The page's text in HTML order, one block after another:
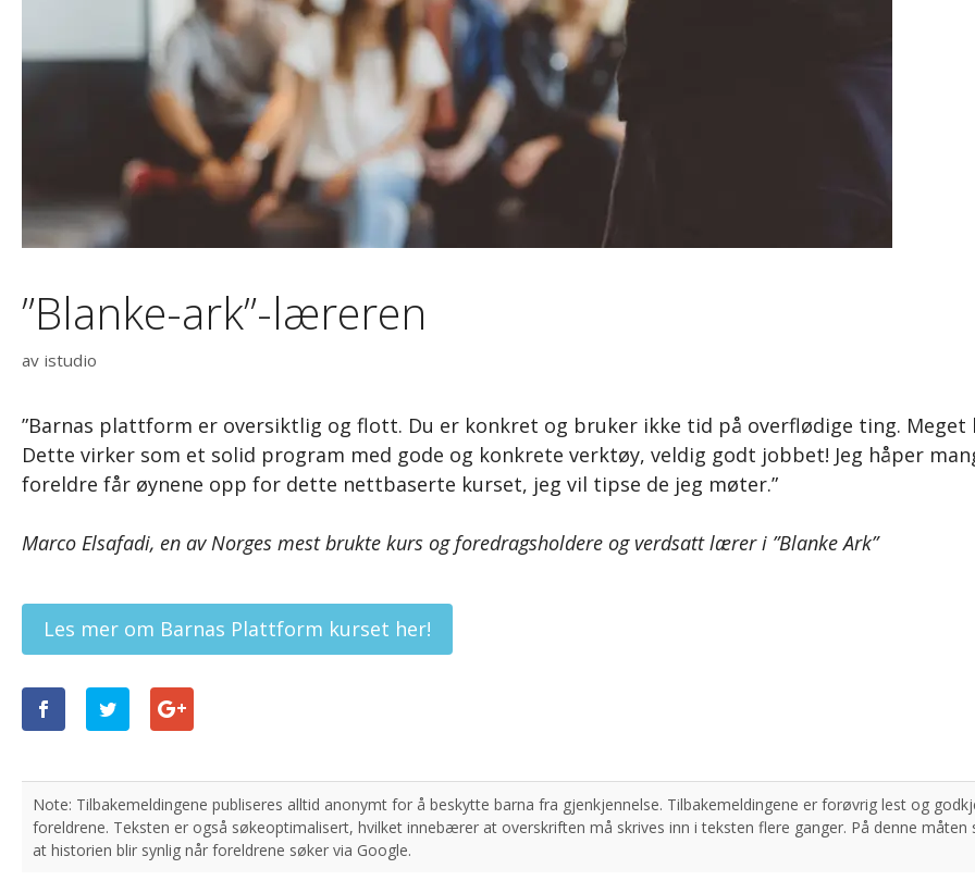
”Blanke-ark”-læreren
av istudio
”Barnas plattform er oversiktlig og flott. Du er konkret og bruker ikke tid på overflødige ting. Meget
Dette virker som et solid program med gode og konkrete verktøy, veldig godt jobbet! Jeg håper
foreldre får øynene opp for dette nettbaserte kurset, jeg vil tipse de jeg møter.”
Marco Elsafadi, en av Norges mest brukte kurs og foredragsholdere og verdsatt lærer i ”Blanke Ark”
Les mer om Barnas Plattform kurset her!